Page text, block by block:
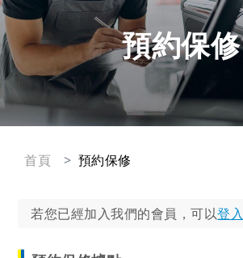
預約保修
首頁 預約保修
若您已經加入我們的會員，可以登入